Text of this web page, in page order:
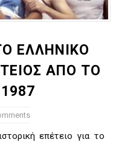
: 39Η ΕΠΕΤΕΙΟΣ ΑΠΟ
ανδρών ΕΣΚΑΝΑ
στον
η Φιλία Περάματος
ΕΛΛΗΝΙΚΟ
ΑΠΟ ΤΟ
επέτειο για το